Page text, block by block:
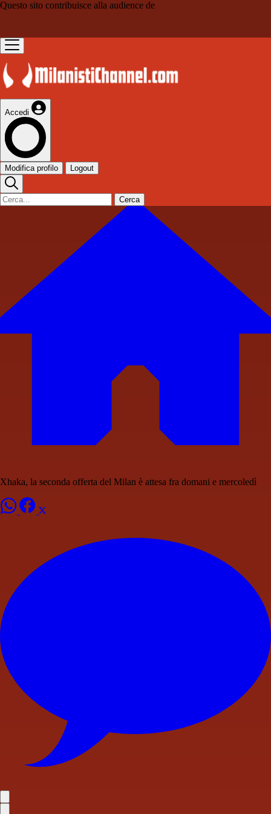
Questo sito contribuisce alla audience de
Accedi
Modifica profilo Logout
Cerca
Xhaka, la seconda offerta del Milan è attesa fra domani e mercoledì